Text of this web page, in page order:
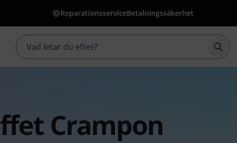
ReparationsserviceBetalningssäkerhet
Crampon